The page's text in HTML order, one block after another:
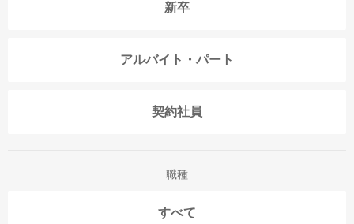
新卒
アルバイト・パート
契約社員
職種
すべて